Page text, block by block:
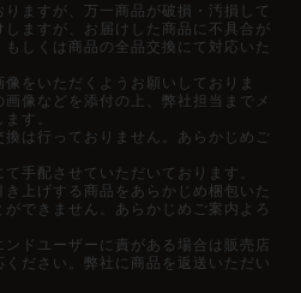
ますが、万一商品が破損・汚損して
ますが、お届けした商品に不具合が
しくは商品の全品交換にて対応いた
をいただくようお願いしておりま
像などを添付の上、弊社担当までメ
す。
は行っておりません。あらかじめご
手配させていただいております。
上げする商品をあらかじめ梱包いた
できません。あらかじめご案内よろ
ドユーザーに責がある場合は販売店
ださい。弊社に商品を返送いただい